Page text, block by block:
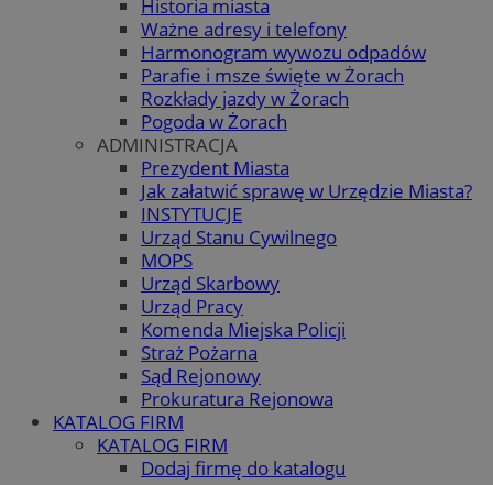
Historia miasta
Ważne adresy i telefony
Harmonogram wywozu odpadów
Parafie i msze święte w Żorach
Rozkłady jazdy w Żorach
Pogoda w Żorach
ADMINISTRACJA
Prezydent Miasta
Jak załatwić sprawę w Urzędzie Miasta?
INSTYTUCJE
Urząd Stanu Cywilnego
MOPS
Urząd Skarbowy
Urząd Pracy
Komenda Miejska Policji
Straż Pożarna
Sąd Rejonowy
Prokuratura Rejonowa
KATALOG FIRM
KATALOG FIRM
Dodaj firmę do katalogu